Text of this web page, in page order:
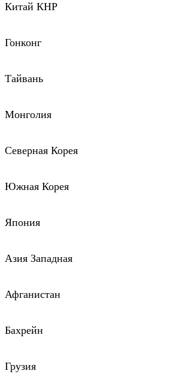
Китай КНР
Гонконг
Тайвань
Монголия
Северная Корея
Южная Корея
Япония
Азия Западная
Афганистан
Бахрейн
Грузия